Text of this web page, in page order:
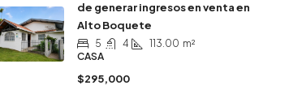
de generar ingresos en venta en
Alto Boquete
5 4 113.00 m²
CASA
$295,000